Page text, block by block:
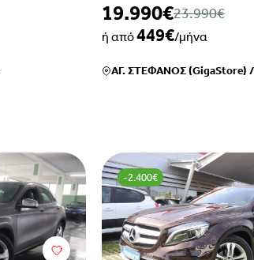
19.990€23.990€
ή από449€/μήνα
ΑΓ. ΣΤΕΦΑΝΟΣ (GigaStore) /
-2.400€